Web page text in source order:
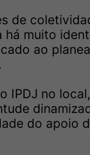
de
há muito
ao
IPDJ no local,
do apoio